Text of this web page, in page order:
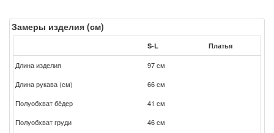
Замеры изделия (см)
S-L Платья
Длина изделия
97 см
Длина рукава (см)
66 см
Полуобхват бёдер
41 см
Полуобхват груди
46 см